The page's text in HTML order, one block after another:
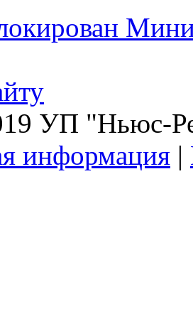
УП "Ньюс-
информация |